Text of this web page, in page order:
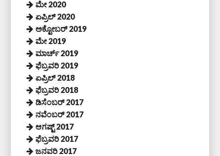
ಮೇ 2020
ಏಪ್ರಿಲ್ 2020
ಅಕ್ಟೋಬರ್ 2019
ಮೇ 2019
ಮಾರ್ಚ್ 2019
ಫೆಬ್ರವರಿ 2019
ಏಪ್ರಿಲ್ 2018
ಫೆಬ್ರವರಿ 2018
ಡಿಸೆಂಬರ್ 2017
ನವೆಂಬರ್ 2017
ಆಗಷ್ಟ್ 2017
ಫೆಬ್ರವರಿ 2017
ಜನವರಿ 2017